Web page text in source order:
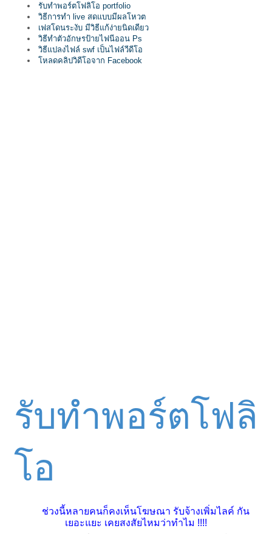
รับทำพอร์ตโฟลิโอ portfolio
วิธีการทำ live สดแบบมีผลโหวต
เฟสโดนระงับ มีวิธีแก้ง่ายนิดเดียว
วิธีทำตัวอักษรป้ายไฟนีออน Ps
วิธีแปลงไฟล์ swf เป็นไฟล์วีดีโอ
โหลดคลิปวิดีโอจาก Facebook
รับทำพอร์ตโฟลิ
โอ
ช่วงนี้หลายคนก็คงเห็นโฆษณา รับจ้างเพิ่มไลค์ กัน
เยอะแยะ เคยสงสัยไหมว่าทำไม !!!!